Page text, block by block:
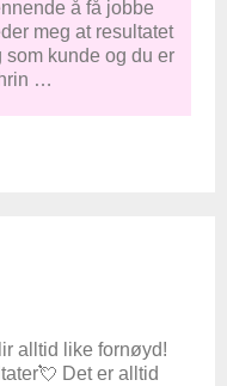
å få jobbe
meg at resultatet
som kunde og du er
Cathrin …
alltid like fornøyd!
Det er alltid